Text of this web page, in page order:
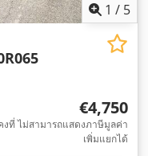
1 / 5
€4,750
งที่ ไม่สามารถแสดงภาษีมูลค่า
เพิ่มแยกได้